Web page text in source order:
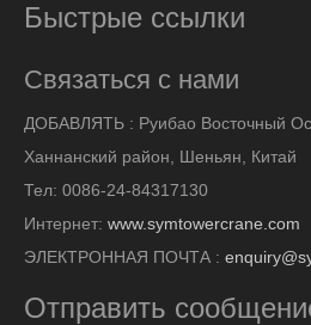
Быстрые ссылки
Связаться с нами
ДОБАВЛЯТЬ : Руибао Восточный
Ханнанский район, Шеньян, Китай
Тел: 0086-24-84317130
Интернет: www.symtowercrane.com
ЭЛЕКТРОННАЯ ПОЧТА :
Отправить